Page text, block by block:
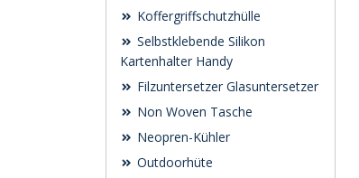
Koffergriffschutzhülle
Selbstklebende Silikon
Kartenhalter Handy
Filzuntersetzer Glasuntersetzer
Non Woven Tasche
Neopren-Kühler
Outdoorhüte